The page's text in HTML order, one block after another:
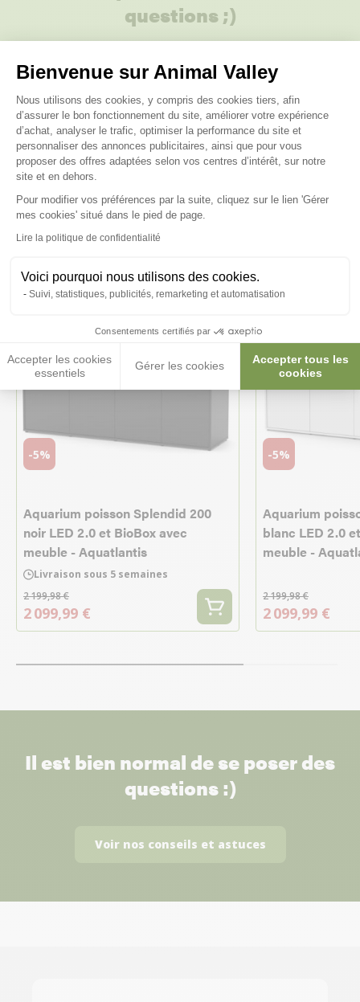
Bienvenue sur Animal Valley
Plateforme de Gestion du
Nous utilisons des cookies, y compris des cookies tiers, afin
d’assurer le bon fonctionnement du site, améliorer votre expérience
d’achat, analyser le trafic, optimiser la performance du site et
personnaliser des annonces publicitaires, ainsi que pour vous
proposer des offres adaptées selon vos centres d’intérêt, sur notre
site et en dehors.
Pour modifier vos préférences par la suite, cliquez sur le lien 'Gérer
mes cookies' situé dans le pied de page.
Lire la politique de confidentialité
Voici pourquoi nous utilisons des cookies.
Suivi, statistiques, publicités, remarketing et automatisation
Consentements certifiés par
Accepter les cookies
essentiels
Gérer les cookies
Accepter tous les
cookies
Axeptio consent
questions ;)
Posez-nous vos questions
Ces produits peuvent vous
intéresser
-5%
Aquarium poisson Splendid 200
noir LED 2.0 et BioBox avec
meuble - Aquatlantis
Livraison sous 5 semaines
2 199,98 €
2 099,99 €
-5%
Aquarium
blanc LED 2.0
meuble -
2 199,98 €
2 099,99 €
Il est bien normal de se poser des
questions :)
Voir nos conseils et astuces